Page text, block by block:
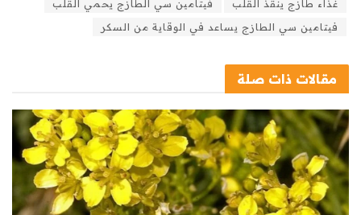
غذاء طازج ينقذ القلب
فيتامين سي الطازج يحمي القلب
فيتامين سي الطازج يساعد في الوقاية من السكر
مقالات ذات صلة